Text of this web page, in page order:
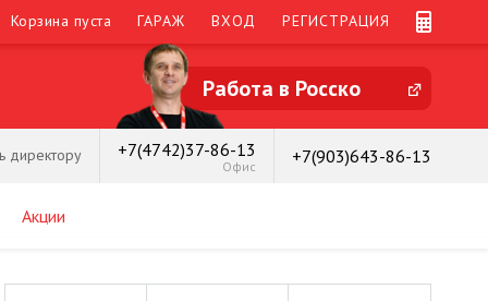
Корзина пуста ГАРАЖ ВХОД РЕГИСТРАЦИЯ
Работа в Росско
директору +7(4742)37-86-13
Офис +7(903)643-86-13
Акции